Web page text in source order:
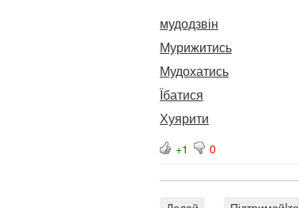
мудодзвін
Мурижитись
Мудохатись
Їбатися
Хуярити
+1 0